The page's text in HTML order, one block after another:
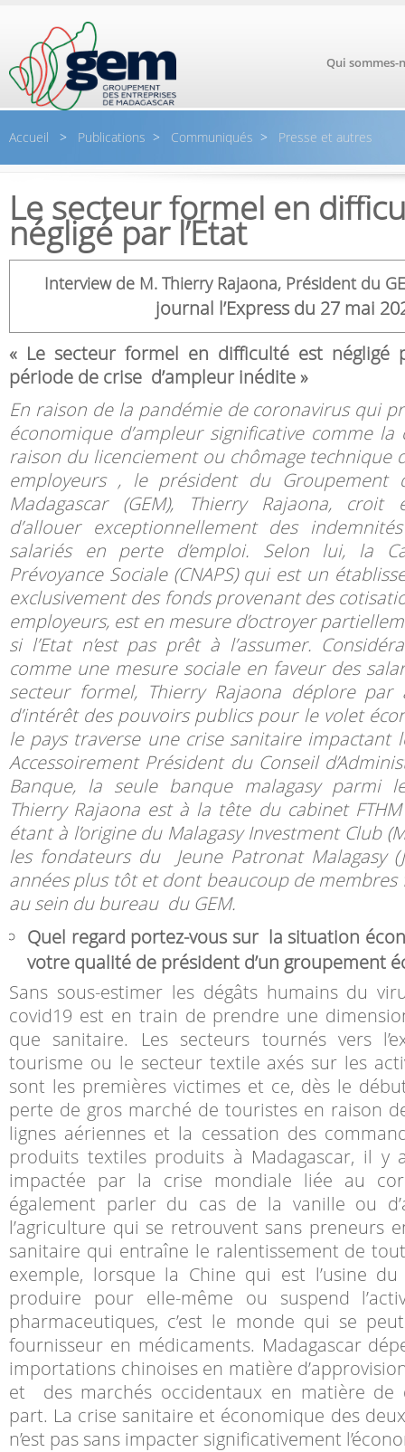
Qui sommes-
Accueil > Publications > Communiqués > Presse et autres
Le secteur formel en
négligé par l’Etat
Interview de M. Thierry Rajaona, Président du
journal l’Express du 27 mai
« Le secteur formel en difficulté est négligé
période de crise d’ampleur inédite »
En raison de la pandémie de coronavirus qui
économique d’ampleur significative comme la
raison du licenciement ou chômage technique
employeurs , le président du Groupement
Madagascar (GEM), Thierry Rajaona,
d’allouer exceptionnellement des
salariés en perte d’emploi. Selon lui, la
Prévoyance Sociale (CNAPS) qui est un
exclusivement des fonds provenant des
employeurs, est en mesure d’octroyer
si l’Etat n’est pas prêt à l’assumer.
comme une mesure sociale en faveur des
secteur formel, Thierry Rajaona déplore
d’intérêt des pouvoirs publics pour le volet
le pays traverse une crise sanitaire impactant
Accessoirement Président du Conseil
Banque, la seule banque malagasy parmi
Thierry Rajaona est à la tête du cabinet
étant à l’origine du Malagasy Investment Club
les fondateurs du Jeune Patronat Malagasy
années plus tôt et dont beaucoup de membres
au sein du bureau du GEM.
Quel regard portez-vous sur la situation
votre qualité de président d’un groupement
Sans sous-estimer les dégâts humains du
covid19 est en train de prendre une
que sanitaire. Les secteurs tournés vers
tourisme ou le secteur textile axés sur les
sont les premières victimes et ce, dès le
perte de gros marché de touristes en raison
lignes aériennes et la cessation des
produits textiles produits à Madagascar, il y
impactée par la crise mondiale liée au
également parler du cas de la vanille ou
l’agriculture qui se retrouvent sans preneurs
sanitaire qui entraîne le ralentissement de
exemple, lorsque la Chine qui est l’usine
produire pour elle-même ou suspend
pharmaceutiques, c’est le monde qui se
fournisseur en médicaments. Madagascar
importations chinoises en matière
et des marchés occidentaux en matière de
part. La crise sanitaire et économique des
n’est pas sans impacter significativement